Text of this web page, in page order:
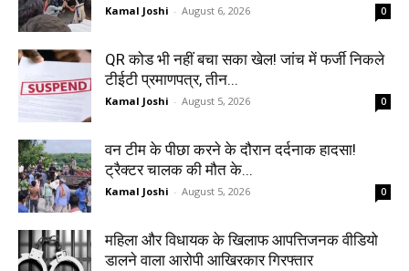
Kamal Joshi - August 6, 2026 0
QR कोड भी नहीं बचा सका खेल! जांच में फर्जी निकले
टीईटी प्रमाणपत्र, तीन...
Kamal Joshi - August 5, 2026 0
वन टीम के पीछा करने के दौरान दर्दनाक हादसा!
ट्रैक्टर चालक की मौत के...
Kamal Joshi - August 5, 2026 0
महिला और विधायक के खिलाफ आपत्तिजनक वीडियो
डालने वाला आरोपी आखिरकार गिरफ्तार